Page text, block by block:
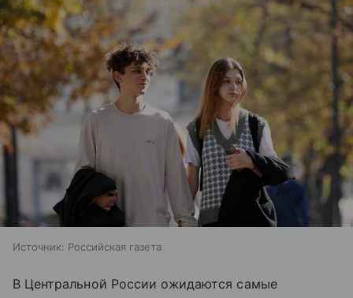
Источник: Российская газета
В Центральной России ожидаются самые